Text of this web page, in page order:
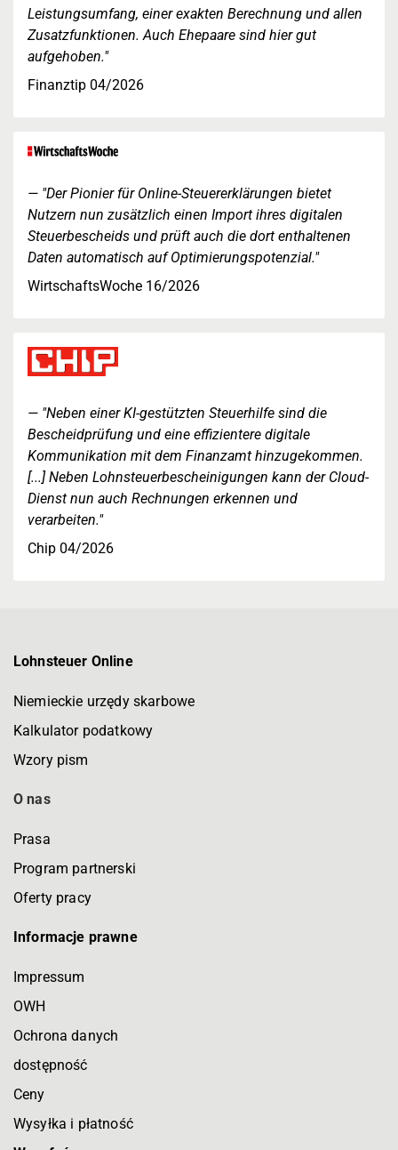
Leistungsumfang, einer exakten Berechnung und allen
Zusatzfunktionen. Auch Ehepaare sind hier gut
aufgehoben."
Finanztip 04/2026
"Der Pionier für Online-Steuererklärungen bietet
Nutzern nun zusätzlich einen Import ihres digitalen
Steuerbescheids und prüft auch die dort enthaltenen
Daten automatisch auf Optimierungspotenzial."
WirtschaftsWoche 16/2026
"Neben einer KI-gestützten Steuerhilfe sind die
Bescheidprüfung und eine effizientere digitale
Kommunikation mit dem Finanzamt hinzugekommen.
[...] Neben Lohnsteuerbescheinigungen kann der Cloud-
Dienst nun auch Rechnungen erkennen und
verarbeiten."
Chip 04/2026
Lohnsteuer Online
Niemieckie urzędy skarbowe
Kalkulator podatkowy
Wzory pism
O nas
Prasa
Program partnerski
Oferty pracy
Informacje prawne
Impressum
OWH
Ochrona danych
dostępność
Ceny
Wysyłka i płatność